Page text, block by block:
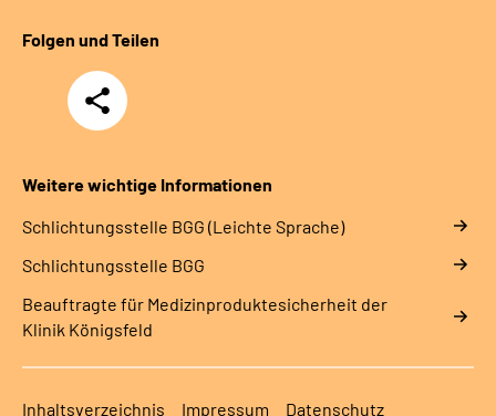
Folgen und Teilen
Teilen
Weitere wichtige Informationen
Schlich­tungs­stel­le BGG (Leichte Sprache)
Schlich­tungs­stel­le BGG
Beauftragte für Medizinproduktesicherheit der
Klinik Königsfeld
Inhaltsverzeichnis Impressum Datenschutz